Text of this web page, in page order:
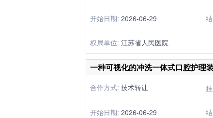
开始日期: 2026-06-29
权属单位: 江苏省人民医院
一种可视化的冲洗一体式口腔护理
合作方式: 技术转让
开始日期: 2026-06-29